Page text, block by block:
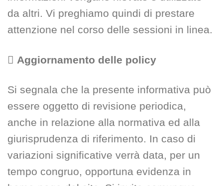
da altri. Vi preghiamo quindi di prestare
attenzione nel corso delle sessioni in linea.
 Aggiornamento delle policy
Si segnala che la presente informativa può
essere oggetto di revisione periodica,
anche in relazione alla normativa ed alla
giurisprudenza di riferimento. In caso di
variazioni significative verrà data, per un
tempo congruo, opportuna evidenza in